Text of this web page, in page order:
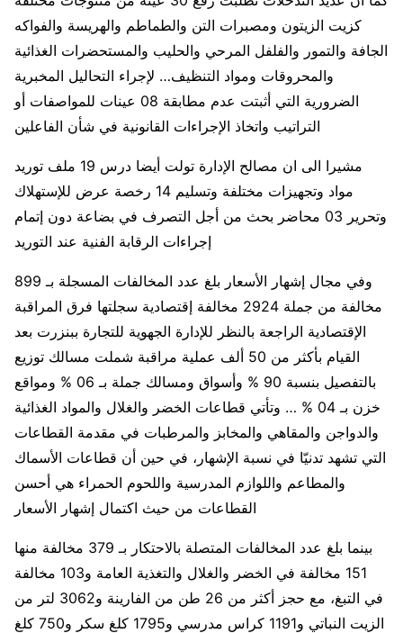
كزيت الزيتون ومصبرات التن والطماطم والهريسة والفواكه
الجافة والتمور والفلفل المرحي والحليب والمستحضرات الغذائية
والمحروقات ومواد التنظيف… لإجراء التحاليل المخبرية
الضرورية التي أثبتت عدم مطابقة 08 عينات للمواصفات أو
التراتيب واتخاذ الإجراءات القانونية في شأن الفاعلين
مشيرا الى ان مصالح الإدارة تولت أيضا درس 19 ملف توريد
مواد وتجهيزات مختلفة وتسليم 14 رخصة عرض للإستهلاك
وتحرير 03 محاضر بحث من أجل التصرف في بضاعة دون إتمام
إجراءات الرقابة الفنية عند التوريد
وفي مجال ‬إشهار الأسعار بلغ عدد المخالفات المسجلة بـ 899
مخالفة من جملة 2924 مخالفة إقتصادية سجلتها فرق المراقبة
الإقتصادية الراجعة بالنظر للإدارة الجهوية للتجارة ببنزرت بعد
القيام بأكثر من 50 ألف عملية مراقبة شملت مسالك توزيع
بالتفصيل بنسبة 90 % وأسواق ومسالك جملة بـ 06 % ومواقع
خزن بـ 04 % … وتأتي قطاعات الخضر والغلال والمواد الغذائية
والدواجن والمقاهي والمخابز والمرطبات في مقدمة القطاعات
التي تشهد تدنيّا في نسبة الإشهار، في حين أن قطاعات الأسماك
والمطاعم واللوازم المدرسية واللحوم الحمراء هي‮ ‬أحسن
القطاعات من حيث اكتمال إشهار الأسعار
بينما بلغ عدد المخالفات المتصلة بالاحتكار بـ 379 مخالفة منها
151 مخالفة في الخضر والغلال والتغذية العامة و103 مخالفة
في التبغ، مع حجز أكثر من 26 طن من الفارينة و3062 لتر من
الزيت النباتي و1191 كراس مدرسي و1795 كلغ سكر و750 كلغ